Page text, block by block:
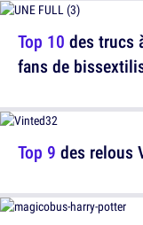
Top 9 des relous
Top 10 des trucs
fans de